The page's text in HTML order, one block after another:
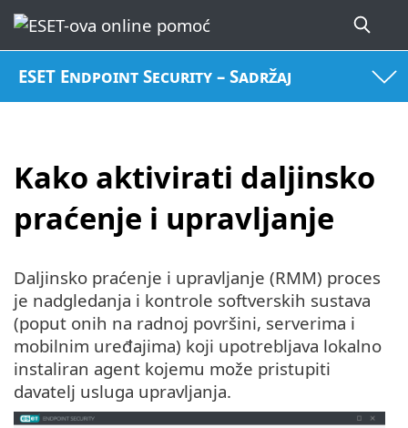
ESET Endpoint Security – Sadržaj
Kako aktivirati daljinsko
praćenje i upravljanje
Daljinsko praćenje i upravljanje (RMM) proces
je nadgledanja i kontrole softverskih sustava
(poput onih na radnoj površini, serverima i
mobilnim uređajima) koji upotrebljava lokalno
instaliran agent kojemu može pristupiti
davatelj usluga upravljanja.